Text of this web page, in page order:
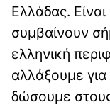
Ελλάδας.
συμβαίνουν
ελληνική
αλλάξουμε
δώσουμε